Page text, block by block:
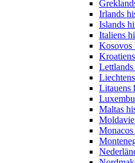
Irlands
Islands
Italiens
Kosovos
Litauens
Maltas